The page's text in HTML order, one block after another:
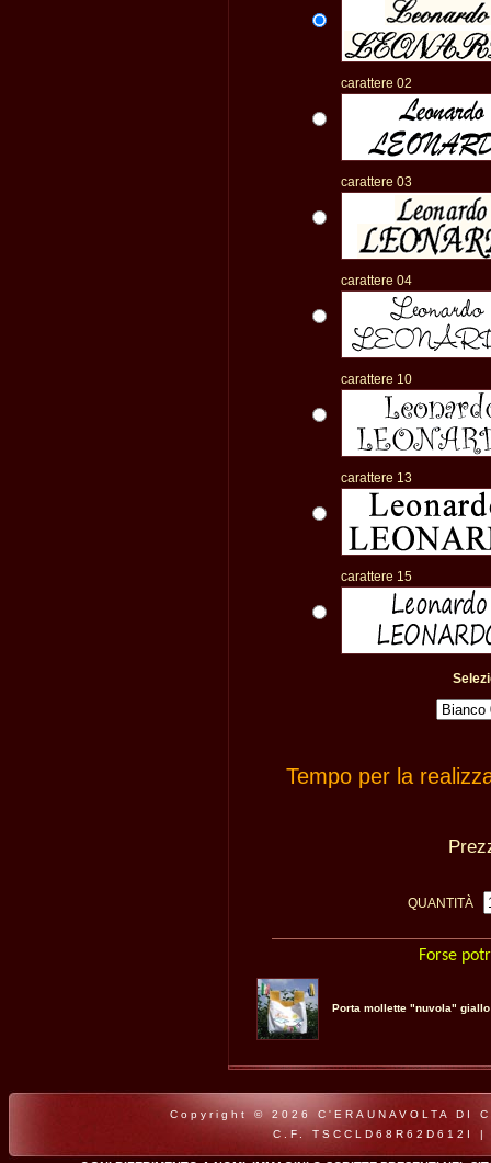
carattere 02
carattere 03
carattere 04
carattere 10
carattere 13
carattere 15
Tempo per la
QUANTITÀ
Forse
Porta mollette "nuvola" giallo
Copyright © 2026 C'ERAUNAVOLTA
C.F. TSCCLD68R62D612I